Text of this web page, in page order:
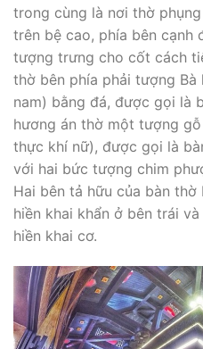
trong cùng là nơi thờ
trên bệ cao, phía bên cạnh
tượng trưng cho cốt cách
thờ bên phía phải tượng
nam) bằng đá, được gọi là
hương án thờ một tượng
thực khí nữ), được gọi là
với hai bức tượng chim
Hai bên tả hữu của bàn
hiền khai khẩn ở bên trái
hiền khai cơ.